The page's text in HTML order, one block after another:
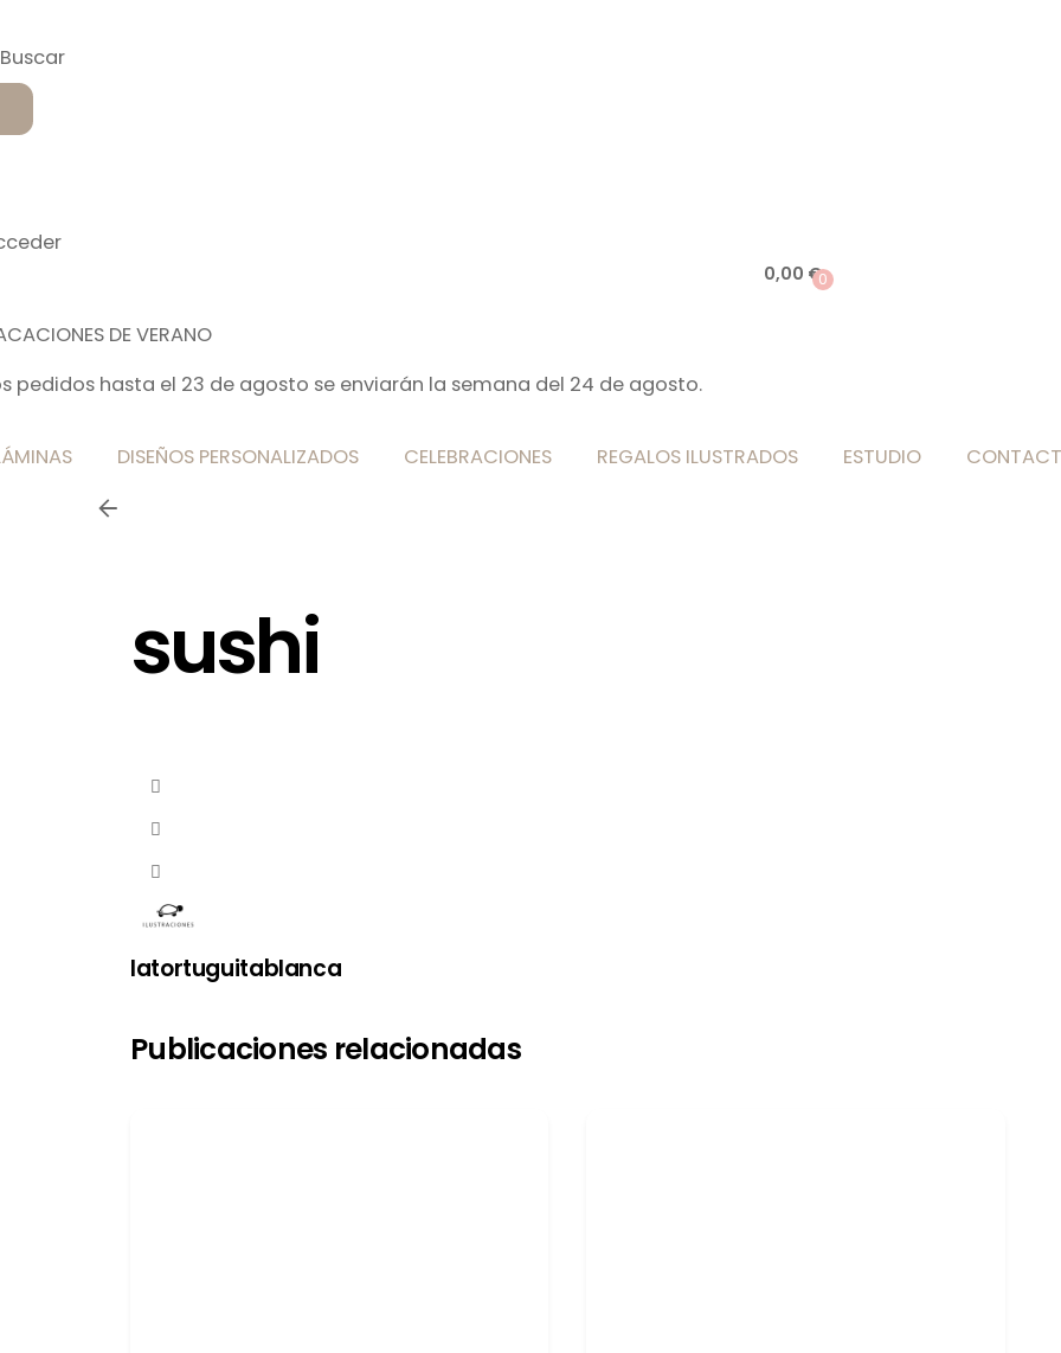
0,00 €0
DE VERANO
pedidos hasta el 23 de agosto se enviarán la semana del 24 de agosto.
DISEÑOS PERSONALIZADOS CELEBRACIONES REGALOS ILUSTRADOS ESTUDIO
sushi
latortuguitablanca
Publicaciones relacionadas